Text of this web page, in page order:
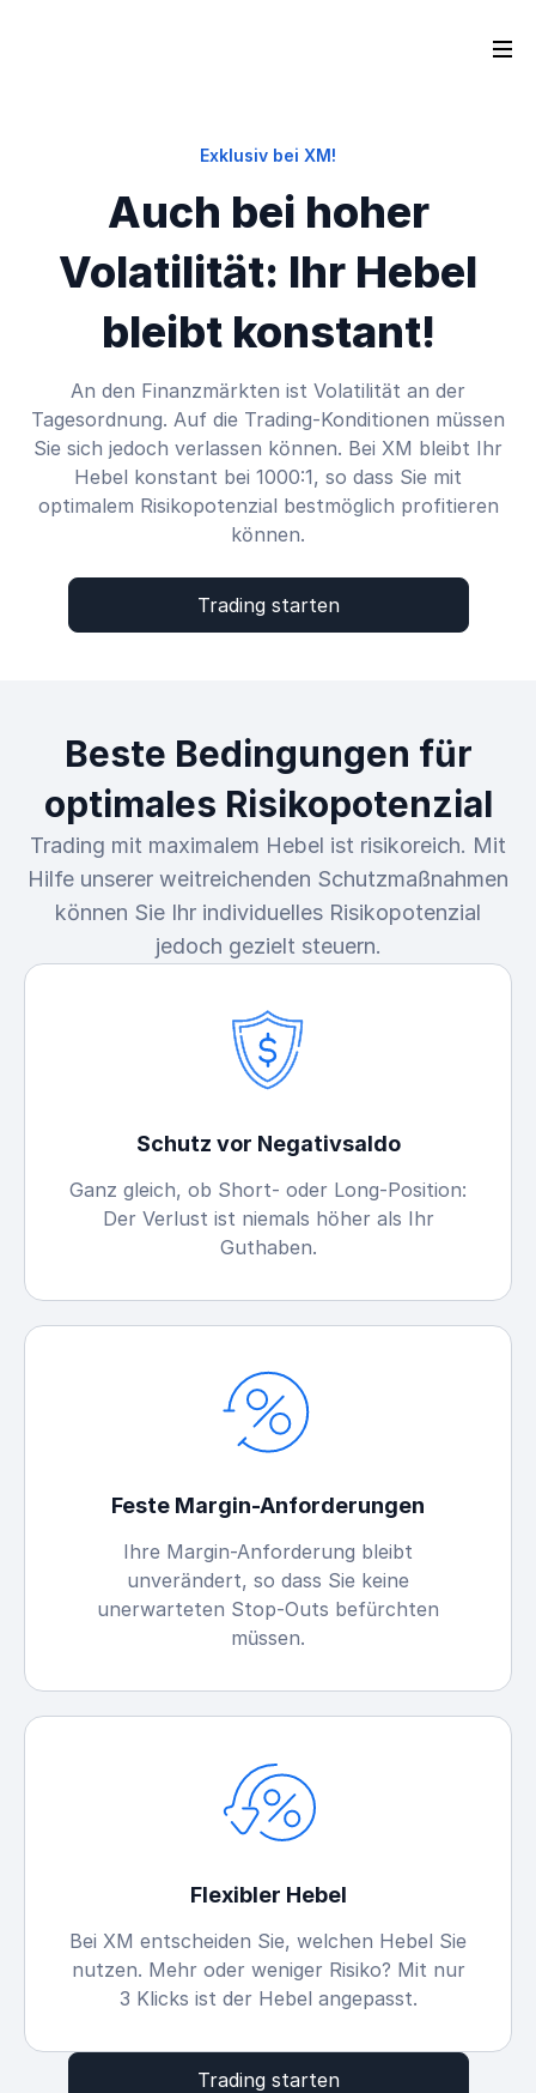
Exklusiv bei XM!
Auch bei hoher
Volatilität: Ihr Hebel
bleibt konstant!
An den Finanzmärkten ist Volatilität an der
Tagesordnung. Auf die Trading-Konditionen müssen
Sie sich jedoch verlassen können. Bei XM bleibt Ihr
Hebel konstant bei 1000:1, so dass Sie mit
optimalem Risikopotenzial bestmöglich profitieren
können.
Trading starten
Beste Bedingungen für
optimales Risikopotenzial
Trading mit maximalem Hebel ist risikoreich. Mit
Hilfe unserer weitreichenden Schutzmaßnahmen
können Sie Ihr individuelles Risikopotenzial
jedoch gezielt steuern.
Schutz vor Negativsaldo
Ganz gleich, ob Short- oder Long-Position:
Der Verlust ist niemals höher als Ihr
Guthaben.
Feste Margin-Anforderungen
Ihre Margin-Anforderung bleibt
unverändert, so dass Sie keine
unerwarteten Stop-Outs befürchten
müssen.
Flexibler Hebel
Bei XM entscheiden Sie, welchen Hebel Sie
nutzen. Mehr oder weniger Risiko? Mit nur
3 Klicks ist der Hebel angepasst.
Trading starten